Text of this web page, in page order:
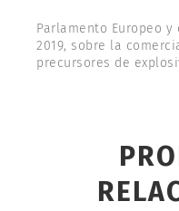
Parlamento Europeo
2019, sobre la
precursores de